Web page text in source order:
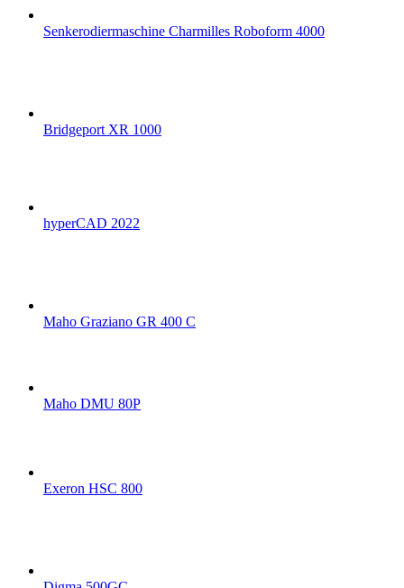
Senkerodiermaschine Charmilles Roboform 4000
Bridgeport XR 1000
hyperCAD 2022
Maho Graziano GR 400 C
Maho DMU 80P
Exeron HSC 800